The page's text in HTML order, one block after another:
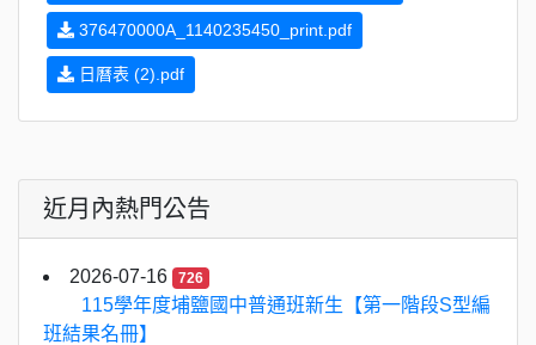
376470000A_1140235450_print.pdf
日曆表 (2).pdf
近月內熱門公告
2026-07-16 726
115學年度埔鹽國中普通班新生【第一階段S型編
班結果名冊】